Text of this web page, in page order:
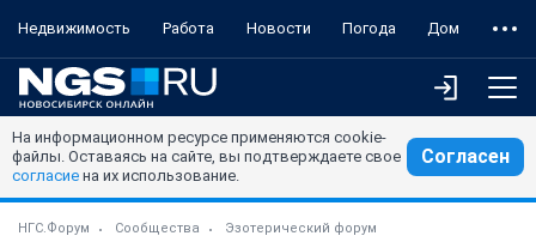
Недвижимость Работа Новости Погода Дом
На информационном ресурсе применяются cookie-
файлы. Оставаясь на сайте, вы подтверждаете свое
согласие на их использование.
Согласен
НГС.Форум Сообщества Эзотерический форум